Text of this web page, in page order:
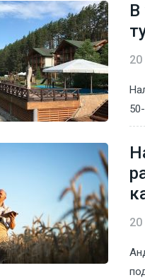
В
20
20